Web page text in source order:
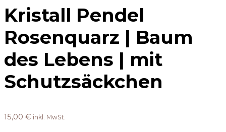
Kristall Pendel
Rosenquarz | Baum
des Lebens | mit
Schutzsäckchen
15,00 € inkl. MwSt.